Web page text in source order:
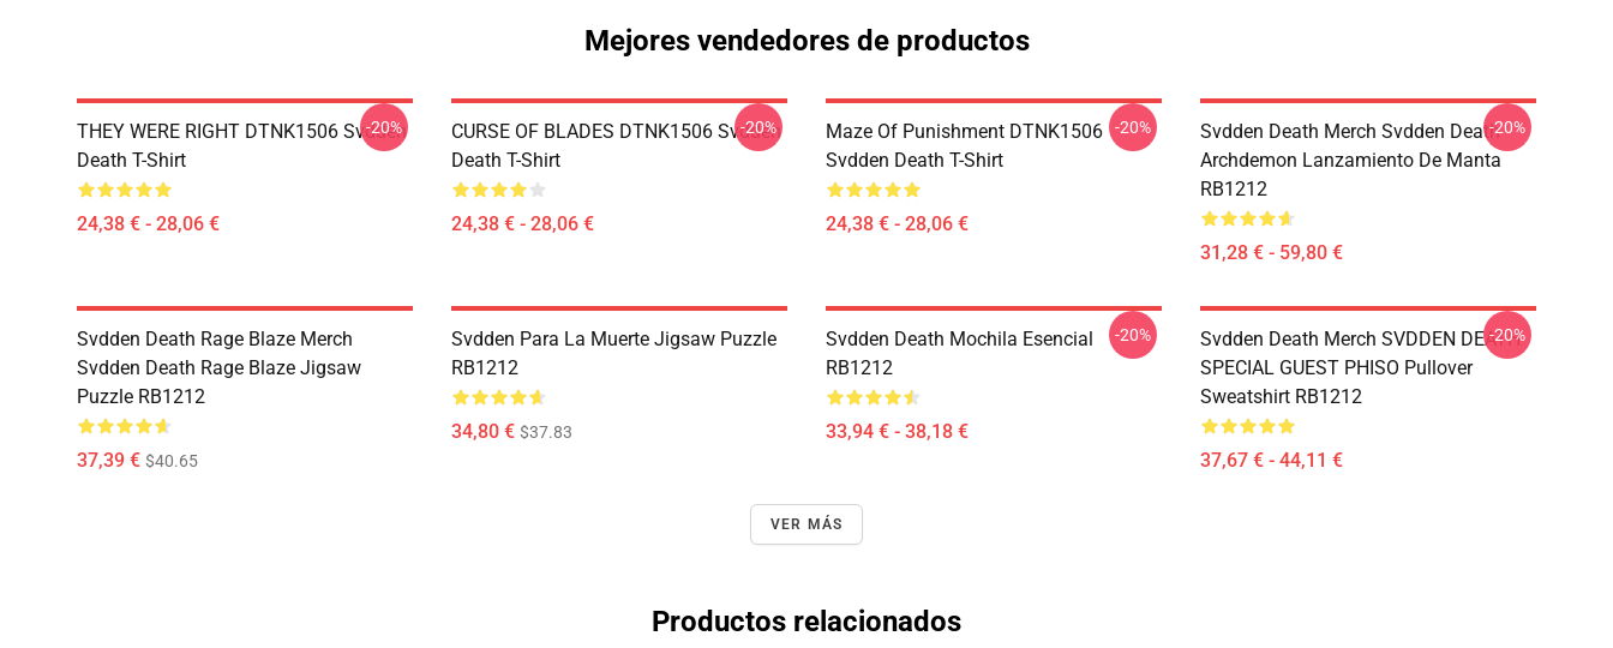
Mejores vendedores de productos
THEY WERE RIGHT DTNK1506 Svdden
Death T-Shirt
24,38 € - 28,06 €
-20%
CURSE OF BLADES DTNK1506 Svdden
Death T-Shirt
24,38 € - 28,06 €
-20%
Maze Of Punishment DTNK1506
Svdden Death T-Shirt
24,38 € - 28,06 €
-20%
Svdden Death Merch Svdden Death
Archdemon Lanzamiento De Manta
RB1212
31,28 € - 59,80 €
-20%
Svdden Death Rage Blaze Merch
Svdden Death Rage Blaze Jigsaw
Puzzle RB1212
37,39 € $40.65
Svdden Para La Muerte Jigsaw Puzzle
RB1212
34,80 € $37.83
Svdden Death Mochila Esencial
RB1212
33,94 € - 38,18 €
-20%
Svdden Death Merch SVDDEN DEATH
SPECIAL GUEST PHISO Pullover
Sweatshirt RB1212
37,67 € - 44,11 €
-20%
VER MÁS
Productos relacionados